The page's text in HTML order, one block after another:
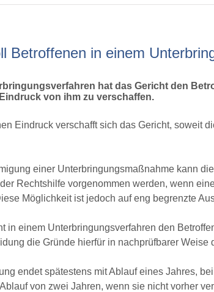
Betroffenen in einem
hat das Gericht den
von ihm zu verschaffen.
Eindruck verschafft sich das Gericht, soweit
einer Unterbringungsmaßnahme kann
Rechtshilfe vorgenommen werden, wenn
Möglichkeit ist jedoch auf eng begrenzte
in einem Unterbringungsverfahren den
die Gründe hierfür in nachprüfbarer Weise
endet spätestens mit Ablauf eines Jahres,
von zwei Jahren, wenn sie nicht vorher